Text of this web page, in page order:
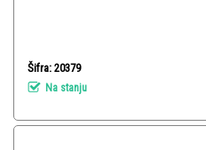
Šifra: 20379
Na stanju